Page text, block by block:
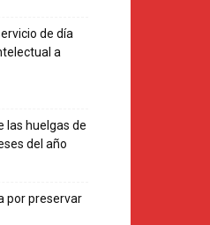
de día
a
las huelgas de
del año
por preservar